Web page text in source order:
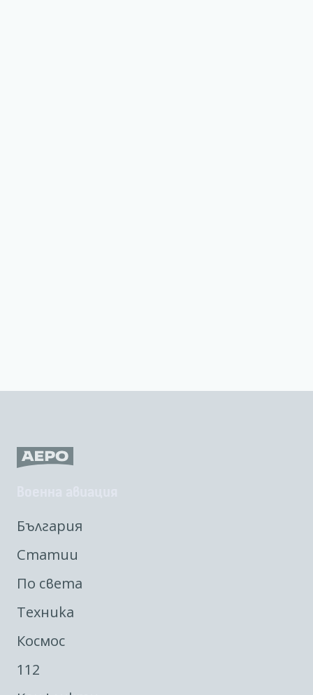
България
Статии
По света
Техника
Космос
112